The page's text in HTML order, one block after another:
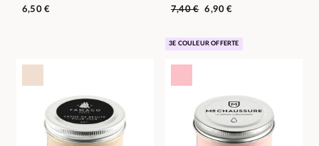
6,50 €
7,40 € 6,90 €
3E COULEUR OFFERTE